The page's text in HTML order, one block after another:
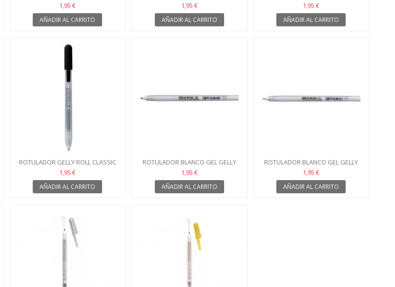
SAKURA 10 ROSA NEÓN
1,95 €
AÑADIR AL CARRITO
SAKURA 10 NARANJA
1,95 €
AÑADIR AL CARRITO
SAKURA 10 AMARILLO
1,95 €
AÑADIR AL CARRITO
ROTULADOR GELLY ROLL CLASSIC
RETRACTABLE NEGRO
1,95 €
AÑADIR AL CARRITO
ROTULADOR BLANCO GEL GELLY
ROLL SAKURA 10
1,95 €
AÑADIR AL CARRITO
ROTULADOR BLANCO GEL GELLY
ROLL SAKURA 05
1,95 €
AÑADIR AL CARRITO